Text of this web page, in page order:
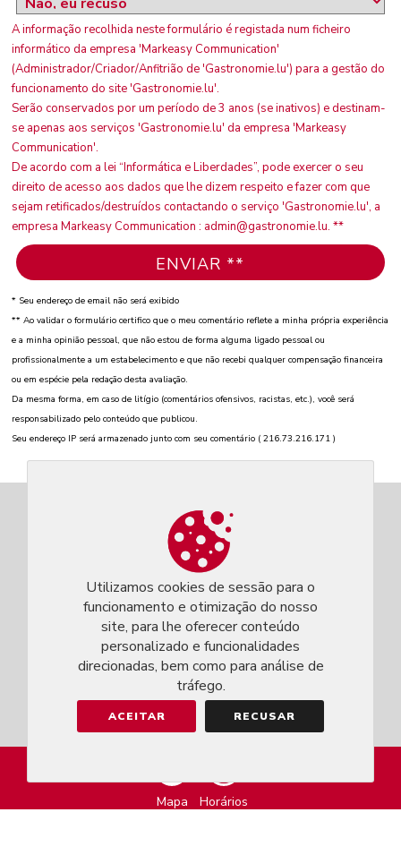
Mapa Horários
A informação recolhida neste formulário é registada num ficheiro
informático da empresa 'Markeasy Communication'
(Administrador/Criador/Anfitrião de 'Gastronomie.lu') para a gestão do
funcionamento do site 'Gastronomie.lu'.
Serão conservados por um período de 3 anos (se inativos) e destinam-
se apenas aos serviços 'Gastronomie.lu' da empresa 'Markeasy
Communication'.
De acordo com a lei “Informática e Liberdades”, pode exercer o seu
direito de acesso aos dados que lhe dizem respeito e fazer com que
sejam retificados/destruídos contactando o serviço 'Gastronomie.lu', a
empresa Markeasy Communication : admin@gastronomie.lu. **
* Seu endereço de email não será exibido
** Ao validar o formulário certifico que o meu comentário reflete a minha própria experiência
e a minha opinião pessoal, que não estou de forma alguma ligado pessoal ou
profissionalmente a um estabelecimento e que não recebi qualquer compensação financeira
ou em espécie pela redação desta avaliação.
Da mesma forma, em caso de litígio (comentários ofensivos, racistas, etc.), você será
responsabilizado pelo conteúdo que publicou.
Seu endereço IP será armazenado junto com seu comentário ( 216.73.216.171 )
Utilizamos cookies de sessão para o
funcionamento e otimização do nosso
site, para lhe oferecer conteúdo
personalizado e funcionalidades
direcionadas, bem como para análise de
tráfego.
ACEITAR RECUSAR
MARKEASY © 2026